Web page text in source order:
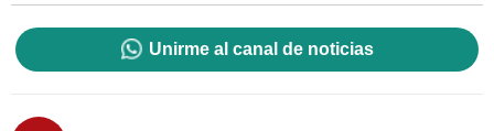
Unirme al canal de noticias